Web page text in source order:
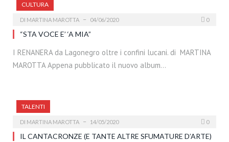
CULTURA
DI MARTINA MAROTTA 04/06/2020 0
“STA VOCE E’ ‘A MIA”
I RENANERA da Lagonegro oltre i confini lucani. di MARTINA
MAROTTA Appena pubblicato il nuovo album…
TALENTI
DI MARTINA MAROTTA 14/05/2020 0
IL CANTACRONZE (E TANTE ALTRE SFUMATURE D’ARTE)